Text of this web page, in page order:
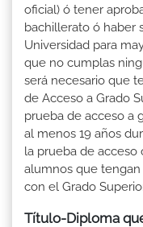
oficial) ó tener
bachillerato ó haber
Universidad para
que no cumplas
será necesario que
de Acceso a Grado
prueba de acceso a
al menos 19 años
la prueba de acceso
alumnos que
con el Grado
Título-Diploma